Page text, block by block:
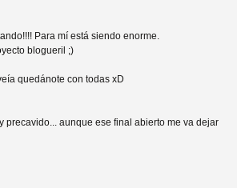
de cine y
Para mí está siendo enorme.
blogueril ;)
quedánote con todas xD
precavido... aunque ese final abierto me va dejar